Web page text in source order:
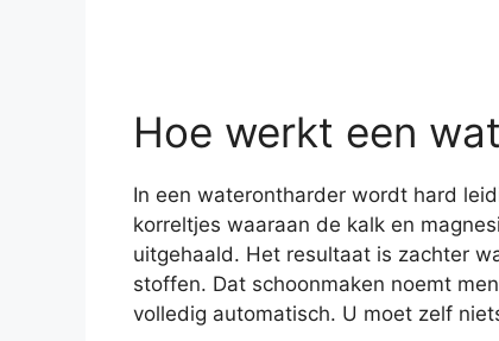
Hoe werkt een
In een waterontharder wordt hard
korreltjes waaraan de kalk en
uitgehaald. Het resultaat is zachter
stoffen. Dat schoonmaken noemt
volledig automatisch. U moet zelf